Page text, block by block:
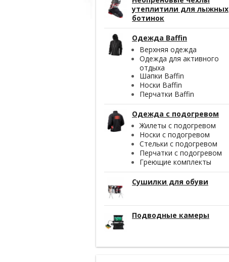
утеплитили для лыжных
ботинок
Одежда Baffin
Верхняя одежда
Одежда для активного
отдыха
Шапки Baffin
Носки Baffin
Перчатки Baffin
Одежда с подогревом
Жилеты с подогревом
Носки с подогревом
Стельки с подогревом
Перчатки с подогревом
Греющие комплекты
Сушилки для обуви
Подводные камеры